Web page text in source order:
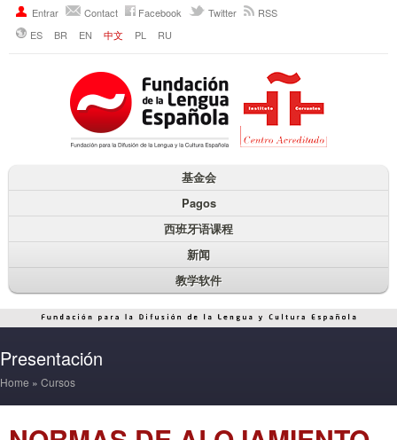
Entrar Contact Facebook Twitter
RSS
ES
BR EN 中文 PL RU
基金会
Pagos
西班牙语课程
新闻
教学软件
Presentación
Home » Cursos